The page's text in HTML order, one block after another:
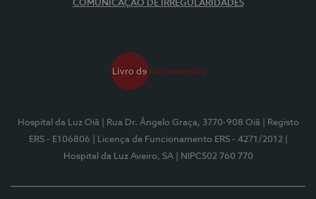
COMUNICAÇÃO DE IRREGULARIDADES
Hospital da Luz Oiã | Rua Dr. Ângelo Graça, 3770-908 Oiã
| Registo
ERS - E106806
| Licença de Funcionamento ERS - 4271/2012
Hospital da Luz Aveiro, SA
| NIPC502 760 770